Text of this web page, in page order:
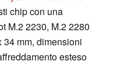
chip con una
M.2 2230, M.2 2280
mm, dimensioni
esteso